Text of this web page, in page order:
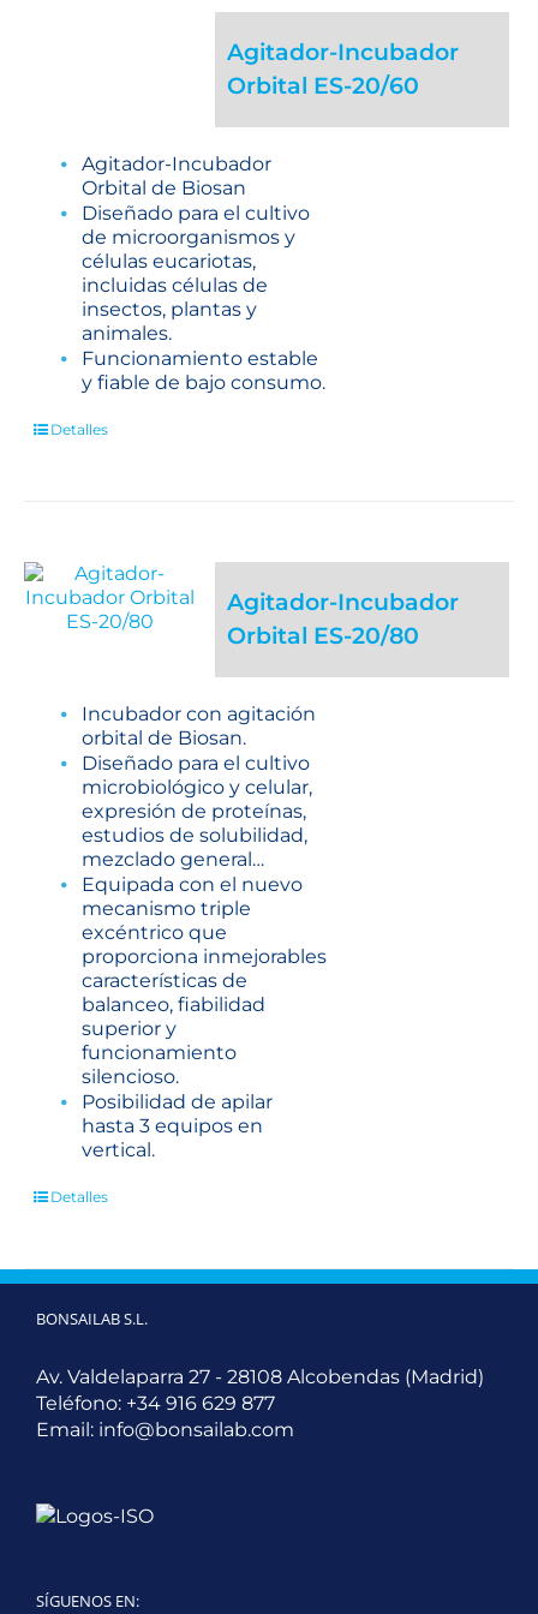
Agitador-Incubador
Orbital ES-20/60
Agitador-Incubador
Orbital de Biosan
Diseñado para el cultivo
de microorganismos y
células eucariotas,
incluidas células de
insectos, plantas y
animales.
Funcionamiento estable
y fiable de bajo consumo.
Detalles
Agitador-Incubador
Orbital ES-20/80
Incubador con agitación
orbital de Biosan.
Diseñado para el cultivo
microbiológico y celular,
expresión de proteínas,
estudios de solubilidad,
mezclado general…
Equipada con el nuevo
mecanismo triple
excéntrico que
proporciona inmejorables
características de
balanceo, fiabilidad
superior y
funcionamiento
silencioso.
Posibilidad de apilar
hasta 3 equipos en
vertical.
Detalles
BONSAILAB S.L.
Av. Valdelaparra 27 - 28108 Alcobendas (Madrid)
Teléfono: +34 916 629 877
Email: info@bonsailab.com
SÍGUENOS EN: